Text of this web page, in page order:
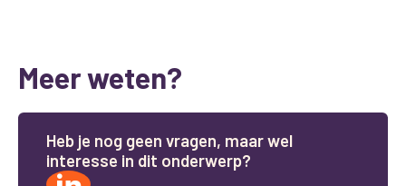
Meer weten?
Heb je nog geen vragen, maarwel
interesse in dit onderwerp?